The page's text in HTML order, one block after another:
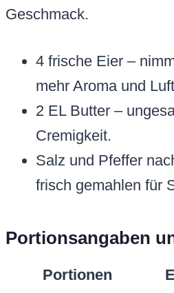
Geschmack.
4 frische Eier –
mehr Aroma und
2 EL Butter –
Cremigkeit.
Salz und Pfeffer
frisch gemahlen für
Portionsangaben
Portionen